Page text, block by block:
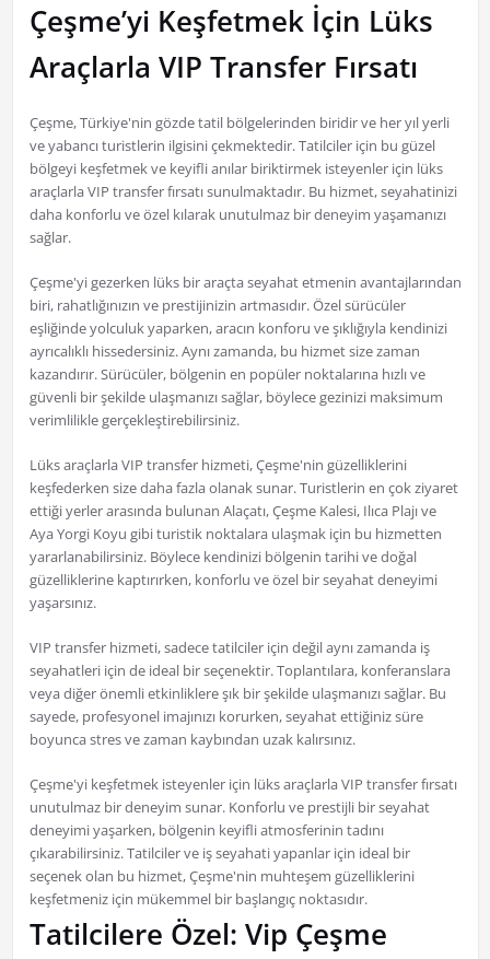
Çeşme’yi Keşfetmek İçin Lüks
Araçlarla VIP Transfer Fırsatı
Çeşme, Türkiye'nin gözde tatil bölgelerinden biridir ve her yıl yerli
ve yabancı turistlerin ilgisini çekmektedir. Tatilciler için bu güzel
bölgeyi keşfetmek ve keyifli anılar biriktirmek isteyenler için lüks
araçlarla VIP transfer fırsatı sunulmaktadır. Bu hizmet, seyahatinizi
daha konforlu ve özel kılarak unutulmaz bir deneyim yaşamanızı
sağlar.
Çeşme'yi gezerken lüks bir araçta seyahat etmenin avantajlarından
biri, rahatlığınızın ve prestijinizin artmasıdır. Özel sürücüler
eşliğinde yolculuk yaparken, aracın konforu ve şıklığıyla kendinizi
ayrıcalıklı hissedersiniz. Aynı zamanda, bu hizmet size zaman
kazandırır. Sürücüler, bölgenin en popüler noktalarına hızlı ve
güvenli bir şekilde ulaşmanızı sağlar, böylece gezinizi maksimum
verimlilikle gerçekleştirebilirsiniz.
Lüks araçlarla VIP transfer hizmeti, Çeşme'nin güzelliklerini
keşfederken size daha fazla olanak sunar. Turistlerin en çok ziyaret
ettiği yerler arasında bulunan Alaçatı, Çeşme Kalesi, Ilıca Plajı ve
Aya Yorgi Koyu gibi turistik noktalara ulaşmak için bu hizmetten
yararlanabilirsiniz. Böylece kendinizi bölgenin tarihi ve doğal
güzelliklerine kaptırırken, konforlu ve özel bir seyahat deneyimi
yaşarsınız.
VIP transfer hizmeti, sadece tatilciler için değil aynı zamanda iş
seyahatleri için de ideal bir seçenektir. Toplantılara, konferanslara
veya diğer önemli etkinliklere şık bir şekilde ulaşmanızı sağlar. Bu
sayede, profesyonel imajınızı korurken, seyahat ettiğiniz süre
boyunca stres ve zaman kaybından uzak kalırsınız.
Çeşme'yi keşfetmek isteyenler için lüks araçlarla VIP transfer fırsatı
unutulmaz bir deneyim sunar. Konforlu ve prestijli bir seyahat
deneyimi yaşarken, bölgenin keyifli atmosferinin tadını
çıkarabilirsiniz. Tatilciler ve iş seyahati yapanlar için ideal bir
seçenek olan bu hizmet, Çeşme'nin muhteşem güzelliklerini
keşfetmeniz için mükemmel bir başlangıç noktasıdır.
Tatilcilere Özel: Vip Çeşme